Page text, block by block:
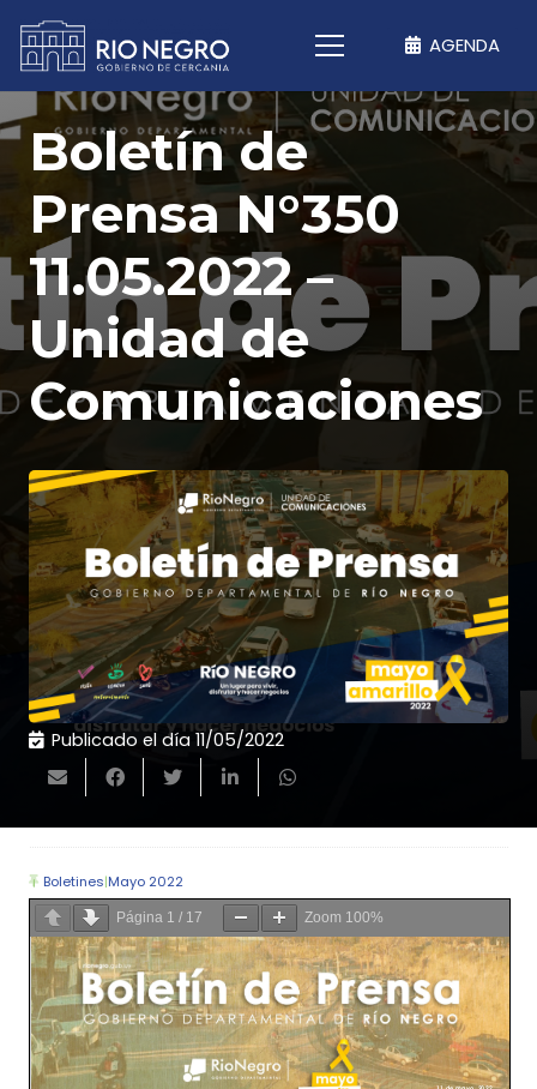
AGENDA
Boletín de
Prensa N°350
11.05.2022 –
Unidad de
Comunicaciones
Publicado el día11/05/2022
Boletines|Mayo 2022
Página 1 / 17 Zoom 100%